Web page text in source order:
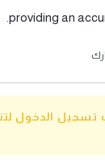
providing an
تسجيل الدخول